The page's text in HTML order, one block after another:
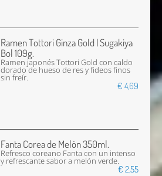
Ramen Tottori Ginza Gold | Sugakiya
Bol 109g.
Ramen japonés Tottori Gold con caldo
dorado de hueso de res y fideos finos
sin freír.
€ 4,69
Fanta Corea de Melón 350ml.
Refresco coreano Fanta con un intenso
y refrescante sabor a melón verde.
€ 2,55